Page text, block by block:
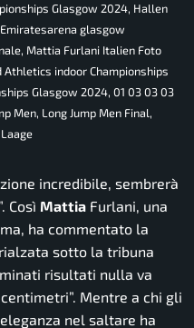
Glasgow 2024, Hallen
glasgow
Mattia Furlani Italien Foto
indoor Championships
Glasgow 2024, 01 03 03 03
Men, Long Jump Men Final,
incredibile, sembrerà
Così Mattia Furlani, una
ha commentato la
sotto la tribuna
risultati nulla va
Mentre a chi gli
nel saltare ha